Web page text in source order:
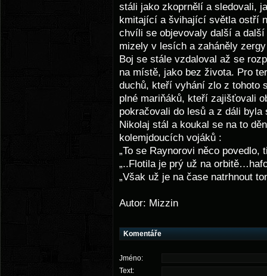
stáli jako zkoprnělí a sledovali,
kmitající a švihající světla ostří
chvíli se objevovaly další a
mizely v lesích a zaháněly
Boj se stále vzdaloval až se
na místě, jako bez života. Pro
duchů, kteří vyhání zlo z tohoto
plné mariňáků, kteří zajišťovali
pokračovali do lesů a z dáli
Nikolaj stál a koukal se na to
kolemjdoucích vojáků :
„To se Raynorovi něco povedlo,
„..Flotila je prý už na
„Však už je na čase natrhnout
Autor: Mizzin
Komentáře
Jméno:
Text: